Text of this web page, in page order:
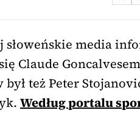
słoweńskie media
Claude
był też Peter
Według portalu